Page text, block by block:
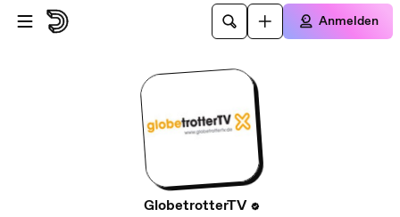
Zum Hauptinhalt springen
Anmelden
GlobetrotterTV